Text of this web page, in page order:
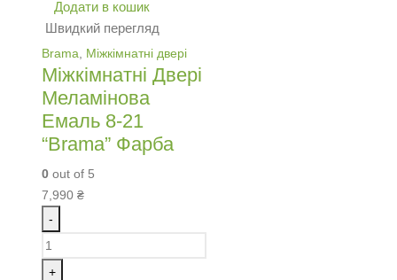
Додати в кошик
Швидкий перегляд
Brama Міжкімнатні двері
Міжкімнатні Двері
Меламінова
Емаль 8-21
“Brama” Фарба
0 out of 5
7,990 ₴
-
+